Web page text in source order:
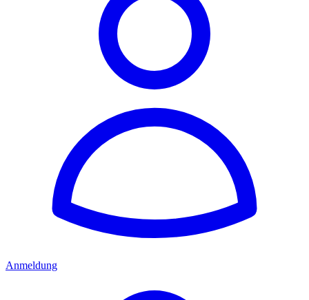
Anmeldung